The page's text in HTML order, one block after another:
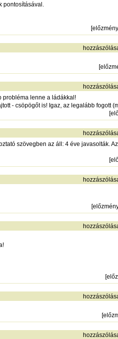
pontosításával.
[előzmény
[
probléma lenne a ládákkal!
- csöpögőt is! Igaz, az legalább fogott
[
szövegben az áll: 4 éve javasolták.
[
[
[
[